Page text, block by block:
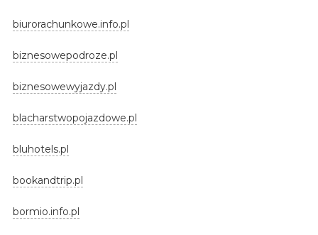
biurorachunkowe.info.pl
biznesowepodroze.pl
biznesowewyjazdy.pl
blacharstwopojazdowe.pl
bluhotels.pl
bookandtrip.pl
bormio.info.pl